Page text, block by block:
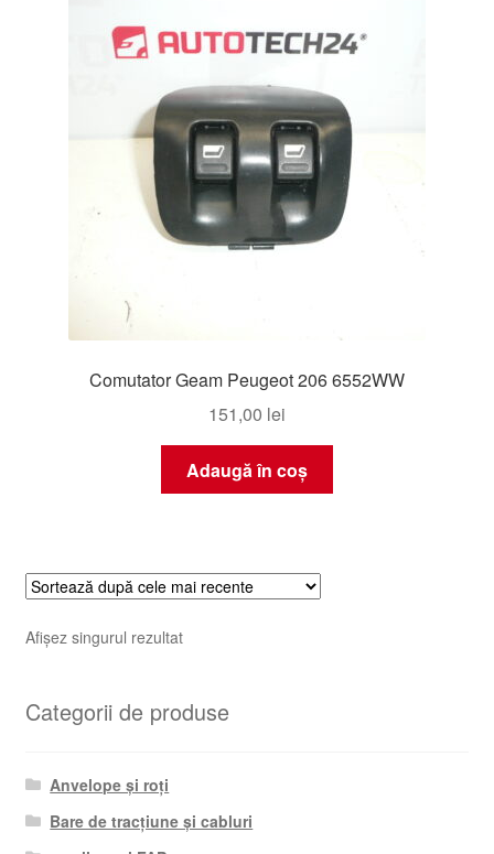
Comutator Geam Peugeot 206 6552WW
151,00 lei
Adaugă în coș
Afișez singurul rezultat
Categorii de produse
Anvelope și roți
Bare de tracțiune și cabluri